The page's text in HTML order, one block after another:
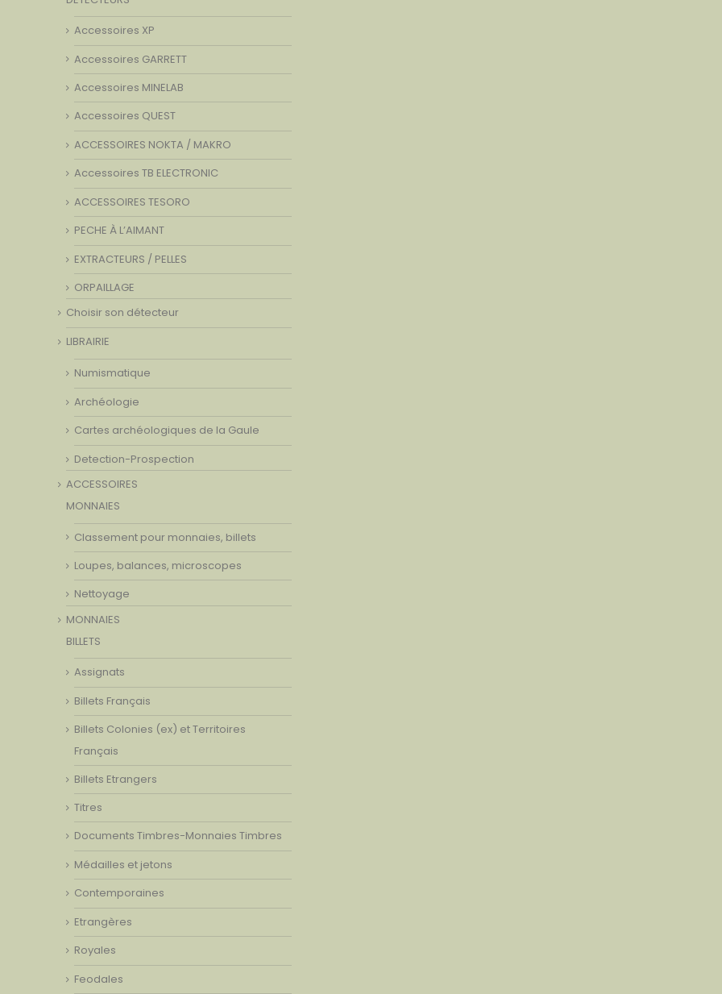
Accessoires XP
Accessoires GARRETT
Accessoires MINELAB
Accessoires QUEST
ACCESSOIRES NOKTA / MAKRO
Accessoires TB ELECTRONIC
ACCESSOIRES TESORO
PECHE À L’AIMANT
EXTRACTEURS / PELLES
ORPAILLAGE
Choisir son détecteur
LIBRAIRIE
Numismatique
Archéologie
Cartes archéologiques de la Gaule
Detection-Prospection
ACCESSOIRES
MONNAIES
Classement pour monnaies, billets
Loupes, balances, microscopes
Nettoyage
MONNAIES
BILLETS
Assignats
Billets Français
Billets Colonies (ex) et Territoires
Français
Billets Etrangers
Titres
Documents Timbres-Monnaies Timbres
Médailles et jetons
Contemporaines
Etrangères
Royales
Feodales